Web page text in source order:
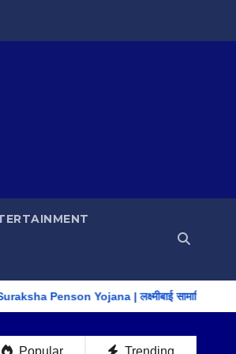
Yojana | लक्ष्मीबाई सामाजिक सुरक्षा पेंशन
Popular Trending